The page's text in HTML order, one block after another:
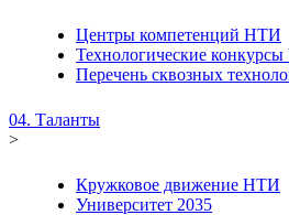
Центры компетенций НТИ
Технологические конкурсы
Перечень сквозных
04. Таланты
>
Кружковое движение НТИ
Университет 2035